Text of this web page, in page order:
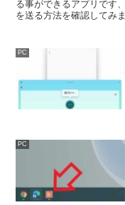
る事ができるアプリです
を送る方法を確認してみ
PC
PC